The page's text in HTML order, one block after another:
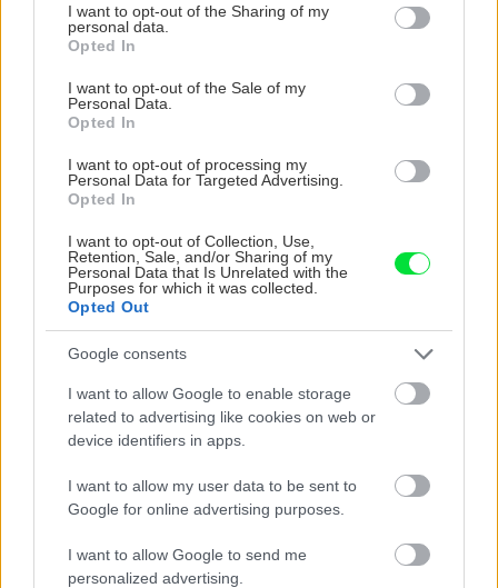
not limited to your visit or usage behaviour. You may click to
grant or deny consent to Google and its third-party tags to
use your data for below specified purposes in below Google
consent section.
I want to opt-out of the Sharing of my
personal data.
Opted In
I want to opt-out of the Sale of my
Personal Data.
Opted In
I want to opt-out of processing my
Personal Data for Targeted Advertising.
Opted In
I want to opt-out of Collection, Use,
Retention, Sale, and/or Sharing of my
Personal Data that Is Unrelated with the
Purposes for which it was collected.
Opted Out
Google consents
I want to allow Google to enable storage
related to advertising like cookies on web or
device identifiers in apps.
I want to allow my user data to be sent to
Google for online advertising purposes.
I want to allow Google to send me
personalized advertising.
predávaný v Kauflande alebo Lídli.
ZÁHRADA
Trvalky, ktoré znesú
sucho a teplo? Tieto
vysaďte na miesta, na
ktoré slnko svieti celý
levanduľa! 7 fialových
krások, ktoré rozžiaria
vašu záhradu